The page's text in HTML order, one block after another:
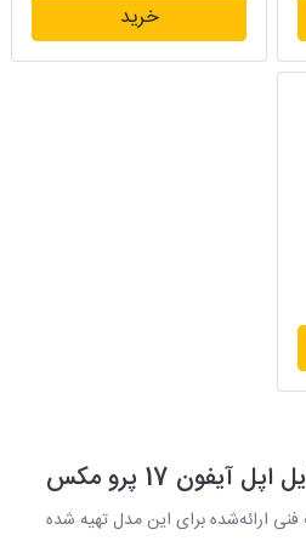
خرید
17 پرو مکس
ارائه‌شده برای این مدل تهیه شده